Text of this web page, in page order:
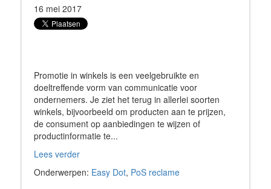
16 mei 2017
Promotie in winkels is een veelgebruikte en
doeltreffende vorm van communicatie voor
ondernemers. Je ziet het terug in allerlei soorten
winkels, bijvoorbeeld om producten aan te prijzen,
de consument op aanbiedingen te wijzen of
productinformatie te...
Lees verder
Onderwerpen: Easy Dot, PoS reclame